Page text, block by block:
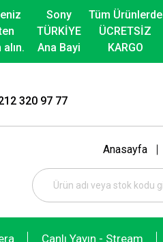
Sony
TÜRKİYE
Ana Bayi
Tüm Ürünlerde
ÜCRETSİZ
KARGO
320 97 77
Anasayfa
Canlı Yayın - Stream